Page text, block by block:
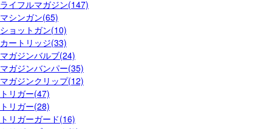
ライフルマガジン(147)
マシンガン(65)
ショットガン(10)
カートリッジ(33)
マガジンバルブ(24)
マガジンバンパー(35)
マガジンクリップ(12)
トリガー(47)
トリガー(28)
トリガーガード(16)